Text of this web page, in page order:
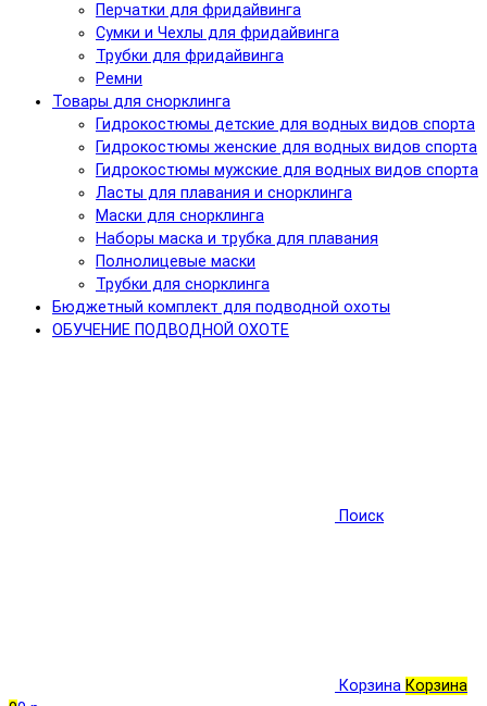
Перчатки для фридайвинга
Сумки и Чехлы для фридайвинга
Трубки для фридайвинга
Ремни
Товары для снорклинга
Гидрокостюмы детские для водных видов спорта
Гидрокостюмы женские для водных видов спорта
Гидрокостюмы мужские для водных видов спорта
Ласты для плавания и снорклинга
Маски для снорклинга
Наборы маска и трубка для плавания
Полнолицевые маски
Трубки для снорклинга
Бюджетный комплект для подводной охоты
ОБУЧЕНИЕ ПОДВОДНОЙ ОХОТЕ
Поиск
Корзина Корзина